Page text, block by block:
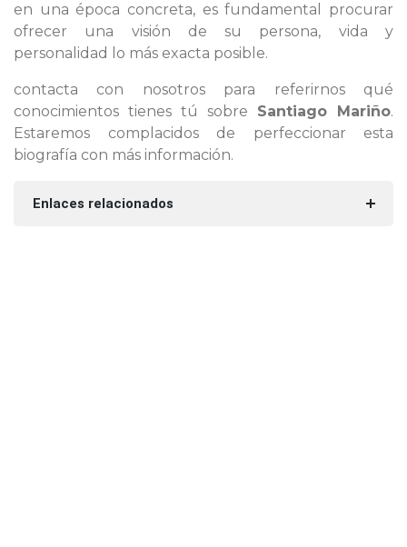
en una época concreta, es fundamental procurar
ofrecer una visión de su persona, vida y
personalidad lo más exacta posible.
contacta con nosotros para referirnos qué
conocimientos tienes tú sobre Santiago Mariño.
Estaremos complacidos de perfeccionar esta
biografía con más información.
Enlaces relacionados